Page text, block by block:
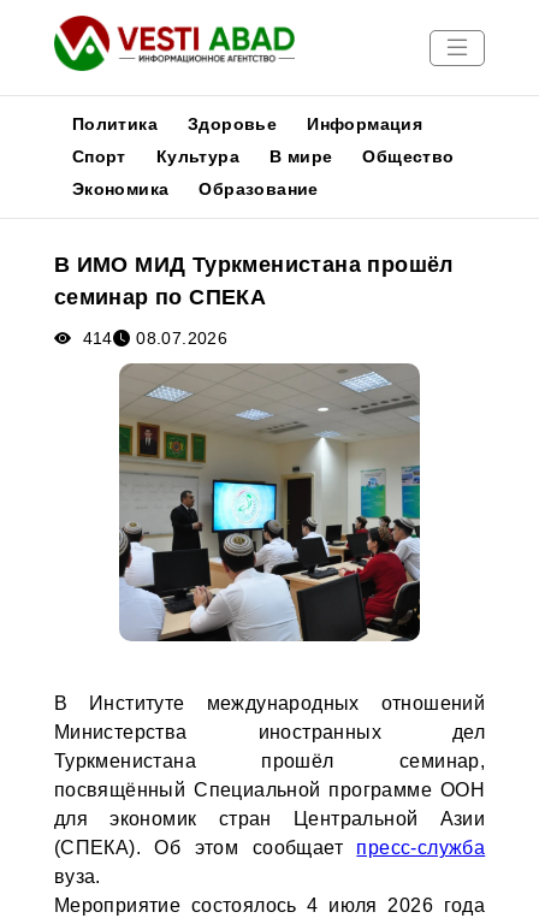
Новости
Медиа
Афиша
Политика Здоровье
Информация
Спорт
Культура В мире
Общество
Экономика
Образование
В ИМО МИД Туркменистана прошёл
семинар по СПЕКА
414 08.07.2026
В Институте международных отношений
Министерства иностранных дел
Туркменистана прошёл семинар,
посвящённый Специальной программе ООН
для экономик стран Центральной Азии
(СПЕКА). Об этом сообщает пресс-служба
вуза.
Мероприятие состоялось 4 июля 2026 года